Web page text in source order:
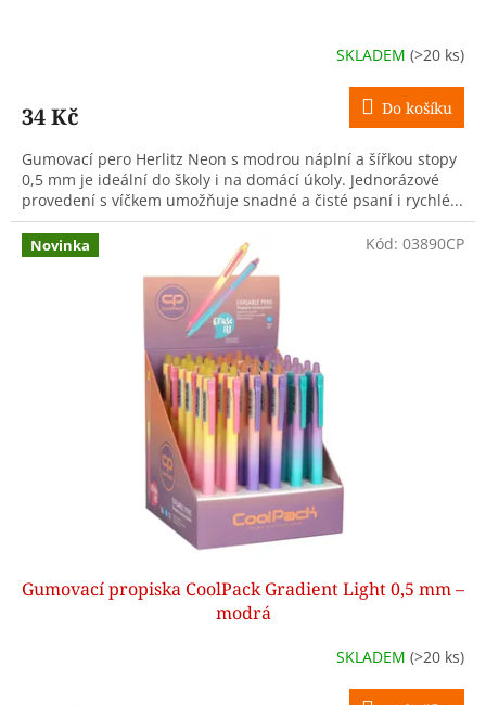
SKLADEM (>20 ks)
34 Kč Do košíku
Gumovací pero Herlitz Neon s modrou náplní a šířkou stopy
0,5 mm je ideální do školy i na domácí úkoly. Jednorázové
provedení s víčkem umožňuje snadné a čisté psaní i rychlé...
Novinka
Gumovací propiska CoolPack Gradient Light 0,5 mm –
modrá
SKLADEM (>20 ks)
Kód: 03890CP